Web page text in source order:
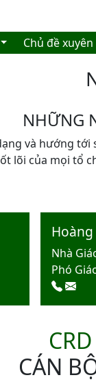
Chủ đề
NHỮNG
và hướng
lõi của mọi tổ
Nhà
Phó
CÁN